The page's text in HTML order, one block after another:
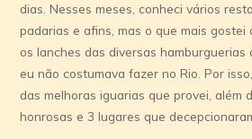
dias. Nesses meses, conheci vários
padarias e afins, mas o que mais gostei
os lanches das diversas hamburguerias
eu não costumava fazer no Rio. Por
das melhoras iguarias que provei, além
honrosas e 3 lugares que